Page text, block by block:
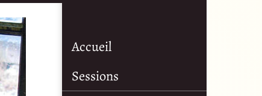
Accueil
Sessions